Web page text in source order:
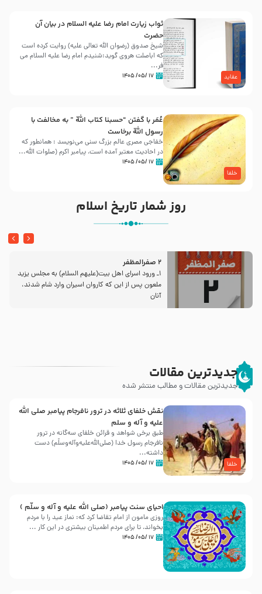
عقاید
ثواب زیارت امام رضا علیه السلام در بیان آن
حضرت
شیخ صدوق (رضوان الله تعالی علیه) روایت کرده است
که اباصلت هروی گوید:شنیدم امام رضا علیه السلام می
فر...
۱۷ /۰۵/ ۱۴۰۵
خلفا
عُمَر با گفتن “حسبنا كتاب اللّه ” به مخالفت با
رسول اللّه برخاست
خفاجی مصری عالم بزرگ سنی می‌نویسد : همانطور که
در احادیث معتبر آمده است، پیامبر اکرم (صلوات اللّه...
۱۷ /۰۵/ ۱۴۰۵
روز شمار تاریخ اسلام
2 صفرالمظفر
1ـ ورود اسراى اهل بیت‌(علیهم السلام) به مجلس یزید
ملعون پس از این كه كاروان اسیران وارد شام شدند،
آنان
جدیدترین مقالات
جدیدترین مقالات و مطالب منتشر شده
خلفا
نقش خلفای ثلاثه در ترور نافرجام پیامبر صلی الله
علیه و آله و سلم
طبق برخی شواهد و قرائن خلفای سه‌گانه در ترور
نافرجام رسول خدا (صلی‌الله‌علیه‌و‌آله‌وسلّم) دست
داشته‌...
۱۷ /۰۵/ ۱۴۰۵
احیای سنت پیامبر (صلی الله علیه و آله و سلّم )
روزی مامون از امام تقاضا کرد که: نماز عید را با مردم
بخواند، تا برای مردم اطمینان بیشتری در این کار ...
۱۷ /۰۵/ ۱۴۰۵